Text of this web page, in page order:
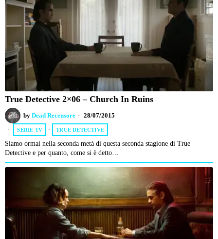
True Detective 2×06 – Church In Ruins
by Dead Recensore 28/07/2015
SERIE TV · TRUE DETECTIVE
Siamo ormai nella seconda metà di questa seconda stagione di True
Detective e per quanto, come si è detto…